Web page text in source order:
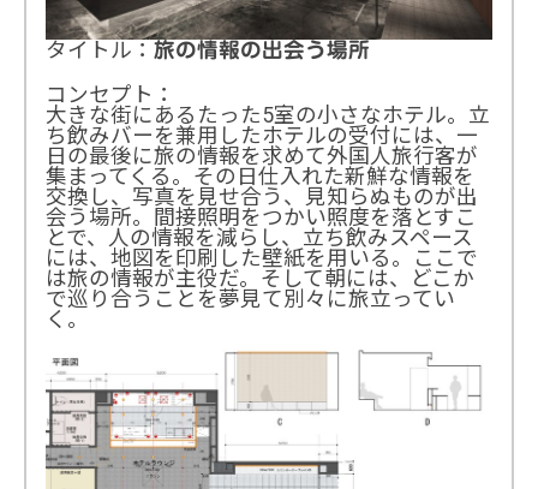
タイトル： 旅の情報の出会う場所
コンセプト：
大きな街にあるたった5室の小さなホテル。立
ち飲みバーを兼用したホテルの受付には、一
日の最後に旅の情報を求めて外国人旅行客が
集まってくる。その日仕入れた新鮮な情報を
交換し、写真を見せ合う、見知らぬものが出
会う場所。間接照明をつかい照度を落とすこ
とで、人の情報を減らし、立ち飲みスペース
には、地図を印刷した壁紙を用いる。ここで
は旅の情報が主役だ。そして朝には、どこか
で巡り合うことを夢見て別々に旅立ってい
く。